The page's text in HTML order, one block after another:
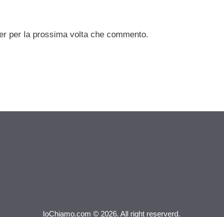
per la prossima volta che commento.
IoChiamo.com © 2026. All right reserverd.